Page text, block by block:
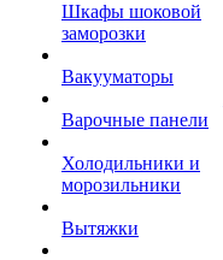
Шкафы шоковой
заморозки
Вакууматоры
Варочные панели
Холодильники и
морозильники
Вытяжки